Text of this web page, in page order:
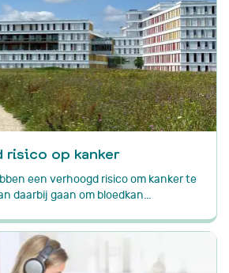
risico op kanker
een verhoogd risico om kanker te
daarbij gaan om bloedkan...